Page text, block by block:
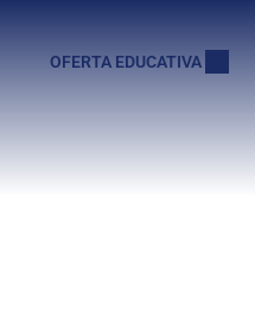
OFERTA EDUCATIVA